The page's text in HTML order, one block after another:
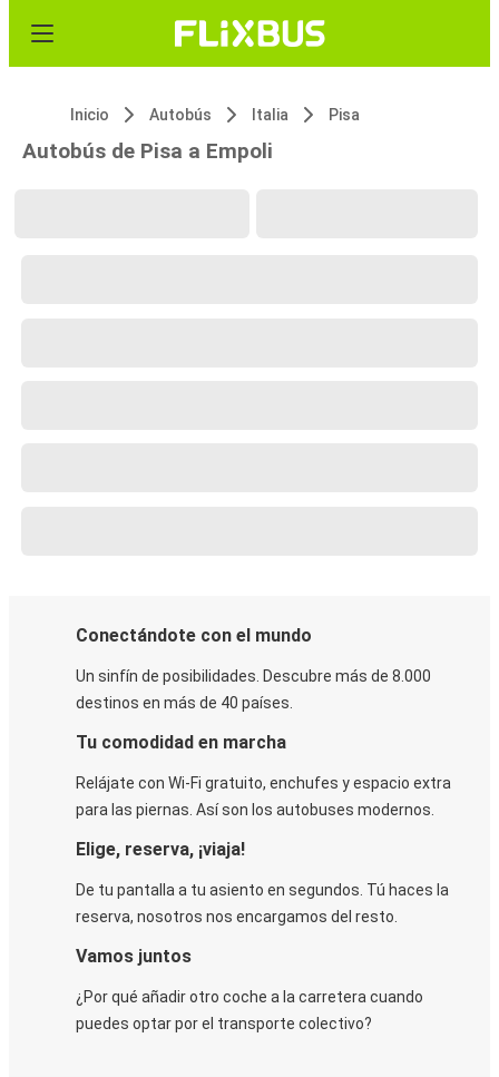
Inicio Autobús Italia Pisa
Autobús de Pisa a Empoli
Conectándote con el mundo
Un sinfín de posibilidades. Descubre más de 8.000
destinos en más de 40 países.
Tu comodidad en marcha
Relájate con Wi-Fi gratuito, enchufes y espacio extra
para las piernas. Así son los autobuses modernos.
Elige, reserva, ¡viaja!
De tu pantalla a tu asiento en segundos. Tú haces la
reserva, nosotros nos encargamos del resto.
Vamos juntos
¿Por qué añadir otro coche a la carretera cuando
puedes optar por el transporte colectivo?